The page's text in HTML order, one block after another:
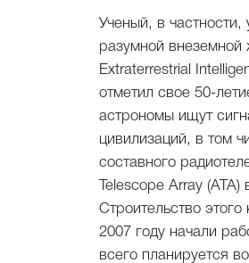
Ученый, в частности,
разумной внеземной
Extraterrestrial
отметил свое 50-
астрономы ищут
цивилизаций, в том
составного
Telescope Array
Строительство
2007 году начали
всего планируется